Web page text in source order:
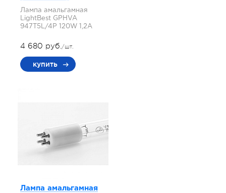
Лампа амальгамная
LightBest GPHVA
947T5L/4P 120W 1,2A
4 680 руб./шт.
купить
Лампа амальгамная